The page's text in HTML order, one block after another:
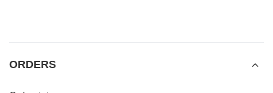
ORDERS